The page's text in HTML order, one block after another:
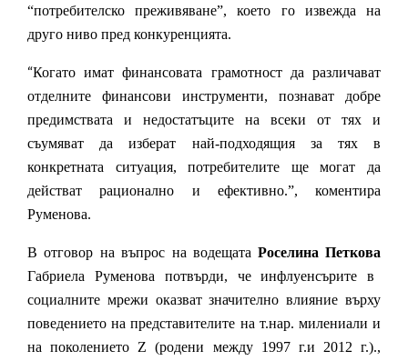
“потребителско преживяване”, което го извежда на
друго ниво пред конкуренцията.
“Когато имат финансовата грамотност да различават
отделните финансови инструменти, познават добре
предимствата и недостатъците на всеки от тях и
съумяват да изберат най-подходящия за тях в
конкретната ситуация, потребителите ще могат да
действат рационално и ефективно.”, коментира
Руменова.
В отговор на въпрос на водещата Роселина Петкова
Габриела Руменова потвърди, че инфлуенсърите в
социалните мрежи оказват значително влияние върху
поведението на представителите на т.нар. милениали и
на поколението Z (родени между 1997 г.и 2012 г.).,